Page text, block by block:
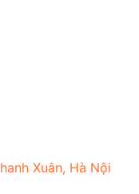
Xuân, Hà Nội